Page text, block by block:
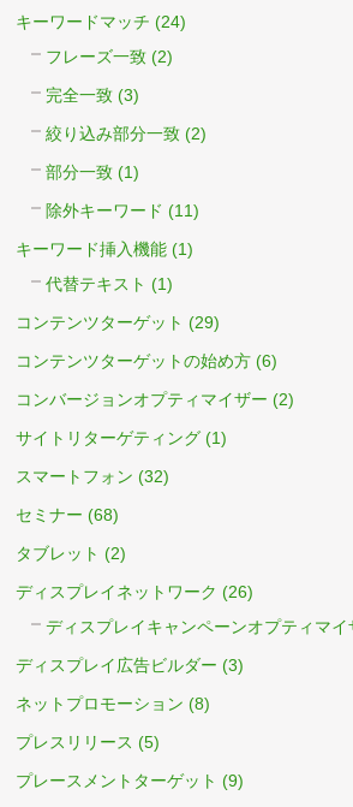
キーワードマッチ (24)
フレーズ一致 (2)
完全一致 (3)
絞り込み部分一致 (2)
部分一致 (1)
除外キーワード (11)
キーワード挿入機能 (1)
代替テキスト (1)
コンテンツターゲット (29)
コンテンツターゲットの始め方 (6)
コンバージョンオプティマイザー (2)
サイトリターゲティング (1)
スマートフォン (32)
セミナー (68)
タブレット (2)
ディスプレイネットワーク (26)
ディスプレイキャンペーンオプティマイ
ディスプレイ広告ビルダー (3)
ネットプロモーション (8)
プレスリリース (5)
プレースメントターゲット (9)